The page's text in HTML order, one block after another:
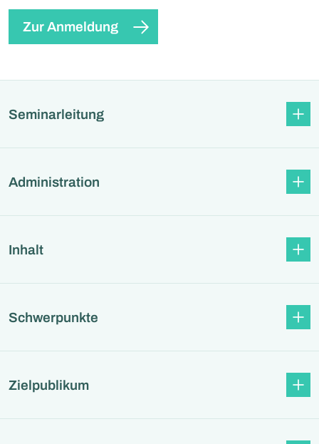
Zur Anmeldung
Seminarleitung
Administration
Inhalt
Schwerpunkte
Zielpublikum